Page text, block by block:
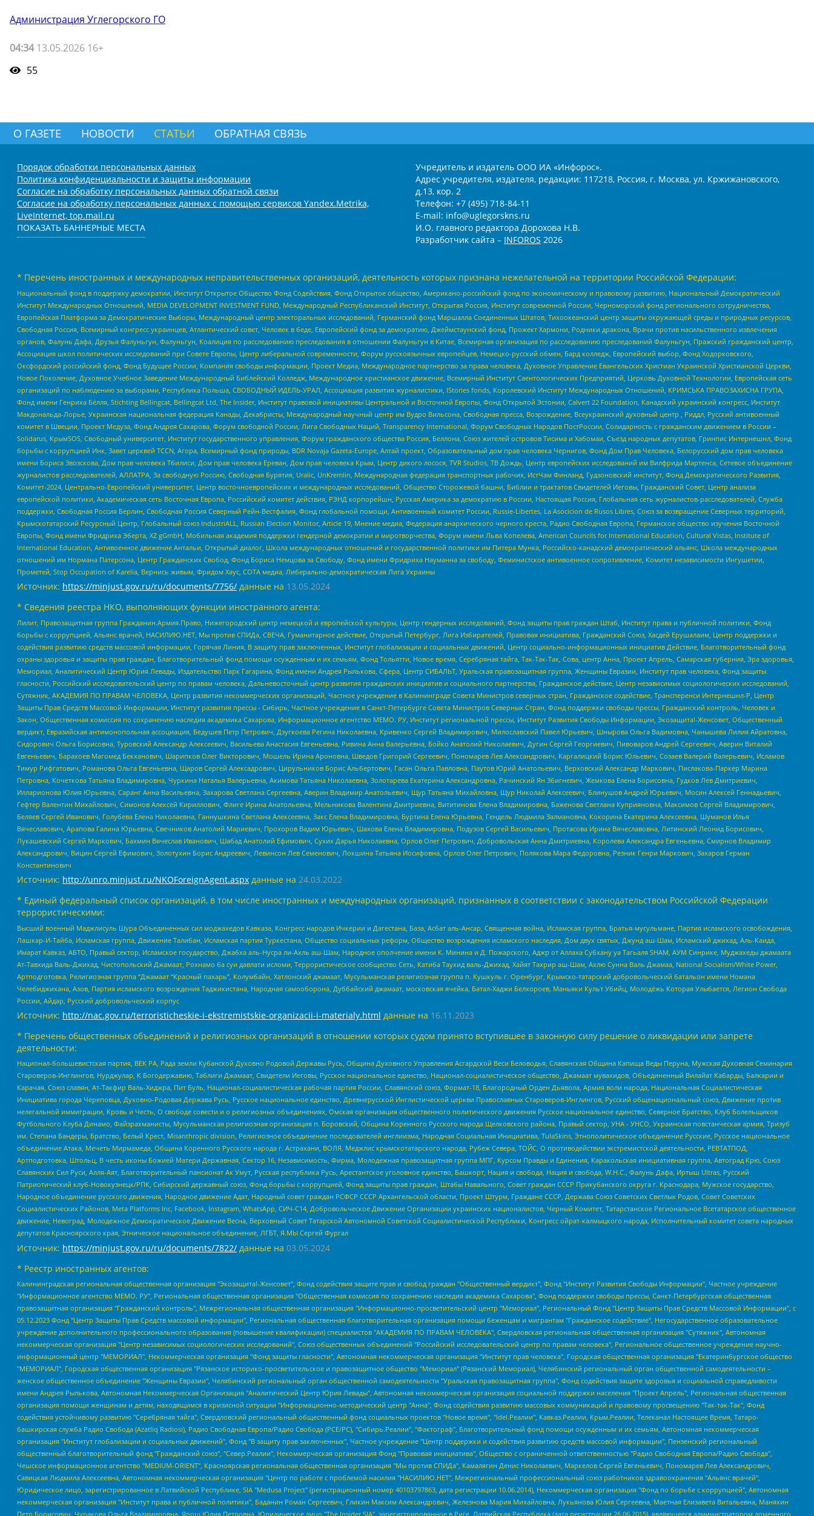
Администрация Углегорского ГО
04:3413.05.2026 16+
55
О ГАЗЕТЕ НОВОСТИ СТАТЬИ ОБРАТНАЯ СВЯЗЬ
Порядок обработки персональных данных
Политика конфиденциальности и защиты информации
Согласие на обработку персональных данных обратной связи
Согласие на обработку персональных данных с помощью сервисов Yandex.Metrika,
LiveInternet, top.mail.ru
ПОКАЗАТЬ БАННЕРНЫЕ МЕСТА
Учредитель и издатель ООО ИА «Инфорос».
Адрес учредителя, издателя, редакции: 117218, Россия, г. Москва, ул. Кржижановского,
д.13, кор. 2
Телефон: +7 (495) 718-84-11
E-mail: info@uglegorskns.ru
И.О. главного редактора Дорохова Н.В.
Разработчик сайта – INFOROS 2026
* Перечень иностранных и международных неправительственных организаций, деятельность которых признана нежелательной на территории Российской Федерации:
Национальный фонд в поддержку демократии, Институт Открытое Общество Фонд Содействия, Фонд Открытое общество, Американо-российский фонд по экономическому и правовому развитию, Национальный Демократический
Институт Международных Отношений, MEDIA DEVELOPMENT INVESTMENT FUND, Международный Республиканский Институт, Открытая Россия, Институт современной России, Черноморский фонд регионального сотрудничества,
Европейская Платформа за Демократические Выборы, Международный центр электоральных исследований, Германский фонд Маршалла Соединенных Штатов, Тихоокеанский центр защиты окружающей среды и природных ресурсов,
Свободная Россия, Всемирный конгресс украинцев, Атлантический совет, Человек в беде, Европейский фонд за демократию, Джеймстаунский фонд, Прожект Хармони, Родники дракона, Врачи против насильственного извлечения
органов, Фалунь Дафа, Друзья Фалуньгун, Фалуньгун, Коалиция по расследованию преследования в отношении Фалуньгун в Китае, Всемирная организация по расследованию преследований Фалуньгун, Пражский гражданский центр,
Ассоциация школ политических исследований при Совете Европы, Центр либеральной современности, Форум русскоязычных европейцев, Немецко-русский обмен, Бард колледж, Европейский выбор, Фонд Ходорковского,
Оксфордский российский фонд, Фонд Будущее России, Компания свободы информации, Проект Медиа, Международное партнерство за права человека, Духовное Управление Евангельских Христиан Украинской Христианской Церкви,
Новое Поколение, Духовное Учебное Заведение Международный Библейский Колледж, Международное христианское движение, Всемирный Институт Саентологических Предприятий, Церковь Духовной Технологии, Европейская сеть
организаций по наблюдению за выборами, Республика Польша, СВОБОДНЫЙ ИДЕЛЬ-УРАЛ, Ассоциация развития журналистики, IStories fonds, Королевский Институт Международных Отношений, КРИМСЬКА ПРАВОЗАХИСНА ГРУПА,
Фонд имени Генриха Бёлля, Stichting Bellingcat, Bellingcat Ltd, The Insider, Институт правовой инициативы Центральной и Восточной Европы, Фонд Открытой Эстонии, Calvert 22 Foundation, Канадский украинский конгресс, Институт
Макдональда-Лорье, Украинская национальная федерация Канады, Декабристы, Международный научный центр им Вудро Вильсона, Свободная пресса, Возрождение, Всеукраинский духовный центр , Риддл, Русский антивоенный
комитет в Швеции, Проект Медуза, Фонд Андрея Сахарова, Форум свободной России, Лига Свободных Наций, Transparеncy International, Форум Свободных Народов ПостРоссии, Солидарность с гражданским движением в России –
Solidarus, КрымSOS, Свободный университет, Институт государственного управления, Форум гражданского общества Россия, Беллона, Союз жителей островов Тисима и Хабомаи, Съезд народных депутатов, Гринпис Интернешнл, Фонд
борьбы с коррупцией Инк, Завет церквей TCCN, Агора, Всемирный фонд природы, BDR Novaja Gazeta-Europe, Алтай проект, Образовательный дом прав человека Чернигов, Фонд Дом Прав Человека, Белорусский дом прав человека
имени Бориса Звозскова, Дом прав человека Тбилиси, Дом прав человека Ереван, Дом прав человека Крым, Центр дикого лосося, TVR Studios, ТВ Дождь, Центр европейских исследований им Вилфрида Мартенса, Сетевое объединение
журналистов расследователей, АЛЛАТРА, За свободную Россию, Свободная Бурятия, Uralic, UnKremlin, Международная федерация транспортных рабочих, ИстЧам Финланд, Гудзоновский институт, Фонд Демократического Развития,
Комитет-2024, Центрально-Европейский университет, Центр восточноевропейских и международных исследований, Общество Сторожевой башни, Библии и трактатов Свидетелей Иеговы, Гражданский Совет, Центр анализа
европейской политики, Академическая сеть Восточная Европа, Российский комитет действия, РЭНД корпорейшн, Русская Америка за демократию в России, Настоящая Россия, Глобальная сеть журналистов-расследователей, Служба
поддержки, Свободная Россия Берлин, Свободная Россия Северный Рейн-Вестфалия, Фонд глобальной помощи, Антивоенный комитет России, Russie-Libertes, La Asocicion de Rusos Libres, Союз за возвращение Северных территорий,
Крымскотатарский Ресурсный Центр, Глобальный союз IndustriALL, Russian Election Monitor, Article 19, Мнение медиа, Федерация анархического черного креста, Радио Свободная Европа, Германское общество изучения Восточной
Европы, Фонд имени Фридриха Эберта, XZ gGmbH, Мобильная академия поддержки гендерной демократии и миротворчества, Форум имени Льва Копелева, American Councils for International Education, Cultural Vistas, Institute of
International Education, Антивоенное движение Антальи, Открытый диалог, Школа международных отношений и государственной политики им Питера Мунка, Российско-канадский демократический альянс, Школа международных
отношений им Нормана Патерсона, Центр Гражданских Свобод, Фонд Бориса Немцова за Свободу, Фонд имени Фридриха Науманна за свободу, Феминистское антивоенное сопротивление, Комитет независимости Ингушетии,
Прометей, Stop Occupation of Karelia, Вернись живым, Фридом Хаус, СОТА медиа, Либерально-демократическая Лига Украины
Источник: https://minjust.gov.ru/ru/documents/7756/ данные на 13.05.2024
* Сведения реестра НКО, выполняющих функции иностранного агента:
Лилит, Правозащитная группа Гражданин.Армия.Право, Нижегородский центр немецкой и европейской культуры, Центр гендерных исследований, Фонд защиты прав граждан Штаб, Институт права и публичной политики, Фонд
борьбы с коррупцией, Альянс врачей, НАСИЛИЮ.НЕТ, Мы против СПИДа, СВЕЧА, Гуманитарное действие, Открытый Петербург, Лига Избирателей, Правовая инициатива, Гражданский Союз, Хасдей Ерушалаим, Центр поддержки и
содействия развитию средств массовой информации, Горячая Линия, В защиту прав заключенных, Институт глобализации и социальных движений, Центр социально-информационных инициатив Действие, Благотворительный фонд
охраны здоровья и защиты прав граждан, Благотворительный фонд помощи осужденным и их семьям, Фонд Тольятти, Новое время, Серебряная тайга, Так-Так-Так, Сова, центр Анна, Проект Апрель, Самарская губерния, Эра здоровья,
Мемориал, Аналитический Центр Юрия Левады, Издательство Парк Гагарина, Фонд имени Андрея Рылькова, Сфера, Центр СИБАЛЬТ, Уральская правозащитная группа, Женщины Евразии, Институт прав человека, Фонд защиты
гласности, Российский исследовательский центр по правам человека, Дальневосточный центр развития гражданских инициатив и социального партнерства, Гражданское действие, Центр независимых социологических исследований,
Сутяжник, АКАДЕМИЯ ПО ПРАВАМ ЧЕЛОВЕКА, Центр развития некоммерческих организаций, Частное учреждение в Калининграде Совета Министров северных стран, Гражданское содействие, Трансперенси Интернешнл-Р, Центр
Защиты Прав Средств Массовой Информации, Институт развития прессы - Сибирь, Частное учреждение в Санкт-Петербурге Совета Министров Северных Стран, Фонд поддержки свободы прессы, Гражданский контроль, Человек и
Закон, Общественная комиссия по сохранению наследия академика Сахарова, Информационное агентство МЕМО. РУ, Институт региональной прессы, Институт Развития Свободы Информации, Экозащита!-Женсовет, Общественный
вердикт, Евразийская антимонопольная ассоциация, Бедушев Петр Петрович, Дзугкоева Регина Николаевна, Кривенко Сергей Владимирович, Милославский Павел Юрьевич, Шнырова Ольга Вадимовна, Чанышева Лилия Айратовна,
Сидорович Ольга Борисовна, Туровский Александр Алексеевич, Васильева Анастасия Евгеньевна, Ривина Анна Валерьевна, Бойко Анатолий Николаевич, Дугин Сергей Георгиевич, Пивоваров Андрей Сергеевич, Аверин Виталий
Евгеньевич, Барахоев Магомед Бекханович, Шарипков Олег Викторович, Мошель Ирина Ароновна, Шведов Григорий Сергеевич, Пономарев Лев Александрович, Каргалицкий Борис Юльевич, Созаев Валерий Валерьевич, Исламов
Тимур Рифгатович, Романова Ольга Евгеньевна, Щаров Сергей Алексадрович, Цирульников Борис Альбертович, Гасан Ольга Павловна, Паутов Юрий Анатольевич, Верховский Александр Маркович, Пислакова-Паркер Марина
Петровна, Кочеткова Татьяна Владимировна, Чуркина Наталья Валерьевна, Акимова Татьяна Николаевна, Золотарева Екатерина Александровна, Рачинский Ян Збигневич, Жемкова Елена Борисовна, Гудков Лев Дмитриевич,
Илларионова Юлия Юрьевна, Саранг Анна Васильевна, Захарова Светлана Сергеевна, Аверин Владимир Анатольевич, Щур Татьяна Михайловна, Щур Николай Алексеевич, Блинушов Андрей Юрьевич, Мосин Алексей Геннадьевич,
Гефтер Валентин Михайлович, Симонов Алексей Кириллович, Флиге Ирина Анатольевна, Мельникова Валентина Дмитриевна, Вититинова Елена Владимировна, Баженова Светлана Куприяновна, Максимов Сергей Владимирович,
Беляев Сергей Иванович, Голубева Елена Николаевна, Ганнушкина Светлана Алексеевна, Закс Елена Владимировна, Буртина Елена Юрьевна, Гендель Людмила Залмановна, Кокорина Екатерина Алексеевна, Шуманов Илья
Вячеславович, Арапова Галина Юрьевна, Свечников Анатолий Мариевич, Прохоров Вадим Юрьевич, Шахова Елена Владимировна, Подузов Сергей Васильевич, Протасова Ирина Вячеславовна, Литинский Леонид Борисович,
Лукашевский Сергей Маркович, Бахмин Вячеслав Иванович, Шабад Анатолий Ефимович, Сухих Дарья Николаевна, Орлов Олег Петрович, Добровольская Анна Дмитриевна, Королева Александра Евгеньевна, Смирнов Владимир
Александрович, Вицин Сергей Ефимович, Золотухин Борис Андреевич, Левинсон Лев Семенович, Локшина Татьяна Иосифовна, Орлов Олег Петрович, Полякова Мара Федоровна, Резник Генри Маркович, Захаров Герман
Константинович
Источник: http://unro.minjust.ru/NKOForeignAgent.aspx данные на 24.03.2022
* Единый федеральный список организаций, в том числе иностранных и международных организаций, признанных в соответствии с законодательством Российской Федерации
террористическими:
Высший военный Маджлисуль Шура Объединенных сил моджахедов Кавказа, Конгресс народов Ичкерии и Дагестана, База, Асбат аль-Ансар, Священная война, Исламская группа, Братья-мусульмане, Партия исламского освобождения,
Лашкар-И-Тайба, Исламская группа, Движение Талибан, Исламская партия Туркестана, Общество социальных реформ, Общество возрождения исламского наследия, Дом двух святых, Джунд аш-Шам, Исламский джихад, Аль-Каида,
Имарат Кавказ, АБТО, Правый сектор, Исламское государство, Джабха аль-Нусра ли-Ахль аш-Шам, Народное ополчение имени К. Минина и Д. Пожарского, Аджр от Аллаха Субхану уа Тагьаля SHAM, АУМ Синрике, Муджахеды джамаата
Ат-Тавхида Валь-Джихад, Чистопольский Джамаат, Рохнамо ба суи давлати исломи, Террористическое сообщество Сеть, Катиба Таухид валь-Джихад, Хайят Тахрир аш-Шам, Ахлю Сунна Валь Джамаа, National Socialism/White Power,
Артподготовка, Религиозная группа “Джамаат “Красный пахарь”, Колумбайн, Хатлонский джамаат, Мусульманская религиозная группа п. Кушкуль г. Оренбург, Крымско-татарский добровольческий батальон имени Номана
Челебиджихана, Азов, Партия исламского возрождения Таджикистана, Народная самооборона, Дуббайский джамаат, московская ячейка, Батал-Хаджи Белхороев, Маньяки Культ Убийц, Молодёжь Которая Улыбается, Легион Свобода
России, Айдар, Русский добровольческий корпус
Источник: http://nac.gov.ru/terroristicheskie-i-ekstremistskie-organizacii-i-materialy.html данные на 16.11.2023
* Перечень общественных объединений и религиозных организаций в отношении которых судом принято вступившее в законную силу решение о ликвидации или запрете
деятельности:
Национал-большевистская партия, ВЕК РА, Рада земли Кубанской Духовно Родовой Державы Русь, Община Духовного Управления Асгардской Веси Беловодья, Славянская Община Капища Веды Перуна, Мужская Духовная Семинария
Староверов-Инглингов, Нурджулар, К Богодержавию, Таблиги Джамаат, Свидетели Иеговы, Русское национальное единство, Национал-социалистическое общество, Джамаат мувахидов, Объединенный Вилайат Кабарды, Балкарии и
Карачая, Союз славян, Ат-Такфир Валь-Хиджра, Пит Буль, Национал-социалистическая рабочая партия России, Славянский союз, Формат-18, Благородный Орден Дьявола, Армия воли народа, Национальная Социалистическая
Инициатива города Череповца, Духовно-Родовая Держава Русь, Русское национальное единство, Древнерусской Инглистической церкви Православных Староверов-Инглингов, Русский общенациональный союз, Движение против
нелегальной иммиграции, Кровь и Честь, О свободе совести и о религиозных объединениях, Омская организация общественного политического движения Русское национальное единство, Северное Братство, Клуб Болельщиков
Футбольного Клуба Динамо, Файзрахманисты, Мусульманская религиозная организация п. Боровский, Община Коренного Русского народа Щелковского района, Правый сектор, УНА - УНСО, Украинская повстанческая армия, Тризуб
им. Степана Бандеры, Братство, Белый Крест, Misanthropic division, Религиозное объединение последователей инглиизма, Народная Социальная Инициатива, TulaSkins, Этнополитическое объединение Русские, Русское национальное
объединение Атака, Мечеть Мирмамеда, Община Коренного Русского народа г. Астрахани, ВОЛЯ, Меджлис крымскотатарского народа, Рубеж Севера, ТОЙС, О противодействии экстремистской деятельности, РЕВТАТПОД,
Артподготовка, Штольц, В честь иконы Божией Матери Державная, Сектор 16, Независимость, Фирма, Молодежная правозащитная группа МПГ, Курсом Правды и Единения, Каракольская инициативная группа, Автоград Крю, Союз
Славянских Сил Руси, Алля-Аят, Благотворительный пансионат Ак Умут, Русская республика Русь, Арестантское уголовное единство, Башкорт, Нация и свобода, Нация и свобода, W.H.С., Фалунь Дафа, Иртыш Ultras, Русский
Патриотический клуб-Новокузнецк/РПК, Сибирский державный союз, Фонд борьбы с коррупцией, Фонд защиты прав граждан, Штабы Навального, Совет граждан СССР Прикубанского округа г. Краснодара, Мужское государство,
Народное объединение русского движения, Народное движение Адат, Народный совет граждан РСФСР СССР Архангельской области, Проект Штурм, Граждане СССР, Держава Союз Советских Светлых Родов, Совет Советских
Социалистических Районов, Meta Platforms Inc, Facebook, Instagram, WhatsApp, СИЧ-С14, Добровольческое Движение Организации украинских националистов, Черный Комитет, Татарстанское Региональное Всетатарское общественное
движение, Невоград, Молодежное Демократическое Движение Весна, Верховный Совет Татарской Автономной Советской Социалистической Республики, Конгресс ойрат-калмыцкого народа, Исполнительный комитет совета народных
депутатов Красноярского края, Этническое национальное объединение, ЛГБТ, Я.МЫ Сергей Фургал
Источник: https://minjust.gov.ru/ru/documents/7822/ данные на 03.05.2024
* Реестр иностранных агентов:
Калининградская региональная общественная организация "Экозащита!-Женсовет", Фонд содействия защите прав и свобод граждан "Общественный вердикт", Фонд "Институт Развития Свободы Информации", Частное учреждение "Информационное агентство МЕМО. РУ", Региональная общественная организация "Общественная комиссия по сохранению наследия академика Сахарова", Фонд поддержки свободы прессы, Санкт-Петербургская общественная правозащитная организация "Гражданский контроль", Межрегиональная общественная организация "Информационно-просветительский центр "Мемориал", Региональный Фонд "Центр Защиты Прав Средств Массовой Информации", с 05.12.2023 Фонд "Центр Защиты Прав Средств массовой информации", Региональная общественная благотворительная организация помощи беженцам и мигрантам "Гражданское содействие", Негосударственное образовательное учреждение дополнительного профессионального образования (повышение квалификации) специалистов "АКАДЕМИЯ ПО ПРАВАМ ЧЕЛОВЕКА", Свердловская региональная общественная организация "Сутяжник", Автономная некоммерческая организация "Центр независимых социологических исследований", Союз общественных объединений "Российский исследовательский центр по правам человека", Региональное общественное учреждение научно-информационный центр "МЕМОРИАЛ", Некоммерческая организация "Фонд защиты гласности", Автономная некоммерческая организация "Институт прав человека", Городская общественная организация "Екатеринбургское общество "МЕМОРИАЛ", Городская общественная организация "Рязанское историко-просветительское и правозащитное общество "Мемориал" (Рязанский Мемориал), Челябинский региональный орган общественной самодеятельности – женское общественное объединение "Женщины Евразии", Челябинский региональный орган общественной самодеятельности "Уральская правозащитная группа", Фонд содействия защите здоровья и социальной справедливости имени Андрея Рылькова, Автономная Некоммерческая Организация "Аналитический Центр Юрия Левады", Автономная некоммерческая организация социальной поддержки населения "Проект Апрель", Региональная общественная организация помощи женщинам и детям, находящимся в кризисной ситуации "Информационно-методический центр "Анна", Фонд содействия развитию массовых коммуникаций и правовому просвещению "Так-так-Так", Фонд содействия устойчивому развитию "Серебряная тайга", Свердловский региональный общественный фонд социальных проектов "Новое время", "Idel.Реалии", Кавказ.Реалии, Крым.Реалии, Телеканал Настоящее Время, Татаро-башкирская служба Радио Свобода (Azatliq Radiosi), Радио Свободная Европа/Радио Свобода (PCE/PC), "Сибирь.Реалии", "Фактограф", Благотворительный фонд помощи осужденным и их семьям, Автономная некоммерческая организация "Институт глобализации и социальных движений", Фонд "В защиту прав заключенных", Частное учреждение "Центр поддержки и содействия развитию средств массовой информации", Пензенский региональный общественный благотворительный фонд "Гражданский союз", "Север.Реалии", Некоммерческая организация Фонд "Правовая инициатива", Общество с ограниченной ответственностью "Радио Свободная Европа/Радио Свобода", Чешское информационное агентство "MEDIUM-ORIENT", Красноярская региональная общественная организация "Мы против СПИДа", Камалягин Денис Николаевич, Маркелов Сергей Евгеньевич, Пономарев Лев Александрович, Савицкая Людмила Алексеевна, Автономная некоммерческая организация "Центр по работе с проблемой насилия "НАСИЛИЮ.НЕТ", Межрегиональный профессиональный союз работников здравоохранения "Альянс врачей", Юридическое лицо, зарегистрированное в Латвийской Республике, SIA "Medusa Project" (регистрационный номер 40103797863, дата регистрации 10.06.2014), Некоммерческая организация "Фонд по борьбе с коррупцией", Автономная некоммерческая организация "Институт права и публичной политики", Баданин Роман Сергеевич, Гликин Максим Александрович, Железнова Мария Михайловна, Лукьянова Юлия Сергеевна, Маетная Елизавета Витальевна, Маняхин Петр Борисович, Чуракова Ольга Владимировна, Ярош Юлия Петровна, Юридическое лицо "The Insider SIA", зарегистрированное в Риге, Латвийская Республика (дата регистрации 26.06.2015), являющееся администратором доменного имени интернет-издания "The Insider SIA", https://theins.ru, Постернак Алексей Евгеньевич, Рубин Михаил Аркадьевич, Анин Роман Александрович, Юридическое лицо Istories fonds, зарегистрированное в Латвийской Республике (регистрационный номер 50008295751, дата регистрации 24.02.2020), Великовский Дмитрий Александрович, Долинина Ирина Николаевна, Мароховская Алеся Алексеевна, Шлейнов Роман Юрьевич, Шмагун Олеся Валентиновна, Общество с ограниченной ответственностью "Альтаир 2021", Общество с ограниченной ответственностью "Вега 2021", Общество с ограниченной ответственностью "Главный редактор 2021", Общество с ограниченной ответственностью "Ромашки монолит", Важенков Артем Валерьевич, Ивановская областная общественная организация "Центр гендерных исследований", Гурман Юрий Альбертович, Медиапроект "ОВД-Инфо", Егоров Владимир Владимирович, Жилинский Владимир Александрович, Общество с ограниченной ответственностью "ЗП", Иванова София Юрьевна, Карезина Инна Павловна, Кильтау Екатерина Викторовна, Петров Алексей Викторович, Пискунов Сергей Евгеньевич, Смирнов Сергей Сергеевич, Тихонов Михаил Сергеевич, Общество с ограниченной ответственностью "ЖУРНАЛИСТ-ИНОСТРАННЫЙ АГЕНТ", Арапова Галина Юрьевна, Вольтская Татьяна Анатольевна, Американская компания "Mason G.E.S. Anonymous Foundation" (США), являющаяся владельцем интернет-издания https://mnews.world/, Компания "Stichting Bellingcat", зарегистрированная в Нидерландах (дата регистрации 11.07.2018), Захаров Андрей Вячеславович, Клепиковская Екатерина Дмитриевна, Общество с ограниченной ответственностью "МЕМО", Перл Роман Александрович, Симонов Евгений Алексеевич, Соловьева Елена Анатольевна, Сотников Даниил Владимирович, Сурначева Елизавета Дмитриевна, Автономная некоммерческая организация по защите прав человека и информированию населения "Якутия – Наше Мнение", Общество с ограниченной ответственностью "Москоу диджитал медиа", с 26.01.2023 Общество с ограниченной ответственностью "Чайка Белые сады", Ветошкина Валерия Валерьевна, Заговора Максим Александрович, Межрегиональное общественное движение "Российская ЛГБТ - сеть", Оленичев Максим Владимирович, Павлов Иван Юрьевич, Скворцова Елена Сергеевна, Общество с ограниченной ответственностью "Как бы инагент", Кочетков Игорь Викторович, Общество с ограниченной ответственностью "Честные выборы", Еланчик Олег Александрович, Общество с ограниченной ответственностью "Нобелевский призыв", Гималова Регина Эмилевна, Григорьев Андрей Валерьевич, Григорьева Алина Александровна, Ассоциация по содействию защите прав призывников, альтернативнослужащих и военнослужащих "Правозащитная группа "Гражданин.Армия.Право", Хисамова Регина Фаритовна, Автономная некоммерческая организация по реализации социально-правовых программ "Лилит", Дальневосточное общественное движение "Маяк", Санкт-Петербургская ЛГБТ-инициативная группа "Выход", Инициативная группа ЛГБТ+ "Реверс", Алексеев Андрей Викторович, Бекбулатова Таисия Львовна, Беляев Иван Михайлович, Владыкина Елена Сергеевна, Гельман Марат Александрович, Никульшина Вероника Юрьевна, Толоконникова Надежда Андреевна, Шендерович Виктор Анатольевич, Общество с ограниченной ответственностью "Данное сообщение", Общество с ограниченной ответственностью Издательский дом "Новая глава", Айнбиндер Александра Александровна, Московский комьюнити-центр для ЛГБТ+инициатив, Благотворительный фонд развития филантропии, Deutsche Welle (Германия, Kurt-Schumacher-Strasse 3, 53113 Bonn), Борзунова Мария Михайловна, Воробьев Виктор Викторович, Голубева Анна Львовна, Константинова Алла Михайловна, Малкова Ирина Владимировна, Мурадов Мурад Абдулгалимович, Осетинская Елизавета Николаевна, Понасенков Евгений Николаевич, Ганапольский Матвей Юрьевич, Киселев Евгений Алексеевич, Борухович Ирина Григорьевна, Дремин Иван Тимофеевич, Дубровский Дмитрий Викторович, Красноярская региональная общественная организация поддержки и развития альтернативных образовательных технологий и межкультурных коммуникаций "ИНТЕРРА", Маяковская Екатерина Алексеевна, Фейгин Марк Захарович, Филимонов Андрей Викторович, Дзугкоева Регина Николаевна, Доброхотов Роман Александрович, Дудь Юрий Александрович, Елкин Сергей Владимирович, Кругликов Кирилл Игоревич, Сабунаева Мария Леонидовна, Семенов Алексей Владимирович, Шаинян Карен Багратович, Шульман Екатерина Михайловна, Асафьев Артур Валерьевич, Вахштайн Виктор Семенович, Венедиктов Алексей Алексеевич, Лушникова Екатерина Евгеньевна, Волков Леонид Михайлович, Невзоров Александр Глебович, Пархоменко Сергей Борисович, Сироткин Ярослав Николаевич, Кара-Мурза Владимир Владимирович, Баранова Наталья Владимировна, Гозман Леонид Яковлевич, Кагарлицкий Борис Юльевич, Климарев Михаил Валерьевич, Милов Владимир Станиславович, Автономная некоммерческая организация Краснодарский центр современного искусства "Типография", Моргенштерн Алишер Тагирович, Соболь Любовь Эдуардовна, Общество с ограниченной ответственностью "ЛИЗА НОРМ", Каспаров Гарри Кимович, Ходорковский Михаил Борисович, Общество с ограниченной ответственностью "Апрельские тезисы", Данилович Ирина Брониславовна, Кашин Олег Владимирович, Петров Николай Владимирович, Пивоваров Алексей Владимирович, Соколов Михаил Владимирович, Цветкова Юлия Владимировна, Чичваркин Евгений Александрович, Комитет против пыток/Команда против пыток, Общество с ограниченной ответственностью "Первый научный", Общество с ограниченной ответственностью "Вертолет и ко", Белоцерковская Вероника Борисовна, Кац Максим Евгеньевич, Лазарева Татьяна Юрьевна, Шаведдинов Руслан Табризович, Яшин Илья Валерьевич, Общество с ограниченной ответственностью "Иноагент ААВ", Алешковский Дмитрий Петрович, Альбац Евгения Марковна, Быков Дмитрий Львович, Галямина Юлия Евгеньевна, Лойко Сергей Леонидович, Мартынов Кирилл Константинович, Медведев Сергей Александрович, Крашенинников Федор Геннадиевич, Гордеева Катерина Вл